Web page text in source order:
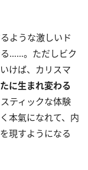
ような激しいド
……。ただしビク
けば、カリスマ
に生まれ変わる
ティックな体験
本氣になれて、内
現すようになる